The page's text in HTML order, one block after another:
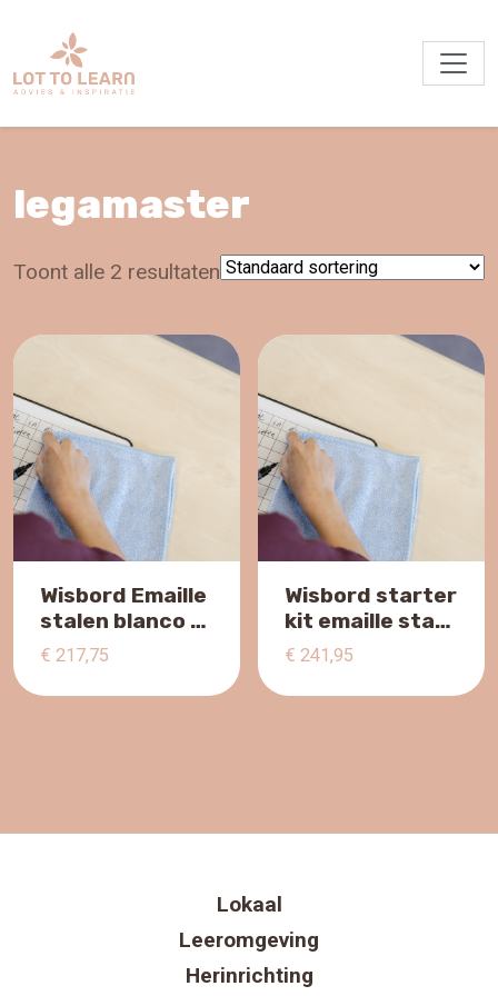
legamaster
Toont alle 2 resultaten
Wisbord Emaille
stalen blanco +
ruitedding/Legamaster
MOVE MINDS
~Set van 10
€ 217,75
Wisbord starter
kit emaille staal
edding LET’S
MOVE MINDS 43
delig ~ Set van
€ 241,95
Lokaal
Leeromgeving
Herinrichting